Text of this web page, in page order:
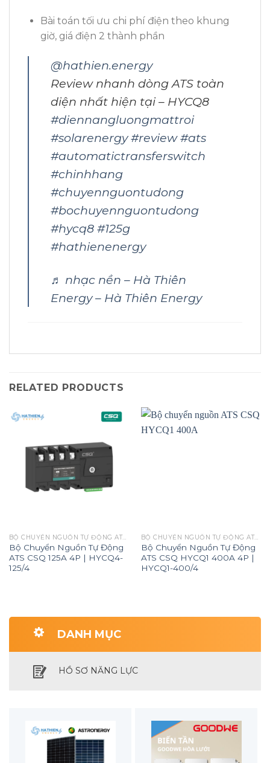
Bài toán tối ưu chi phí điện theo khung
giờ, giá điện 2 thành phần
@hathien.energy
Review nhanh dòng ATS toàn
diện nhất hiện tại – HYCQ8
#diennangluongmattroi
#solarenergy #review #ats
#automatictransferswitch
#chinhhang
#chuyennguontudong
#bochuyennguontudong
#hycq8 #125g
#hathienenergy
♬ nhạc nền – Hà Thiên
Energy – Hà Thiên Energy
RELATED PRODUCTS
BỘ CHUYỂN NGUỒN TỰ ĐỘNG ATS CHÍNH HÃNG CSQ
Bộ Chuyển Nguồn Tự Động
ATS CSQ 125A 4P | HYCQ4-
125/4
BỘ CHUYỂN NGUỒN TỰ ĐỘNG ATS CHÍNH HÃNG CSQ
Bộ Chuyển Nguồn Tự Động
ATS CSQ HYCQ1 400A 4P |
HYCQ1-400/4
DANH MỤC
HỒ SƠ NĂNG LỰC